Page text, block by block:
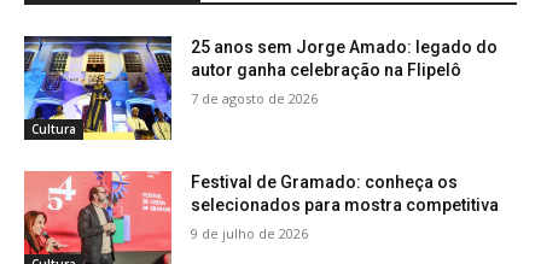
Cultura
25 anos sem Jorge Amado: legado do
autor ganha celebração na Flipelô
7 de agosto de 2026
Festival de Gramado: conheça os
selecionados para mostra competitiva
9 de julho de 2026